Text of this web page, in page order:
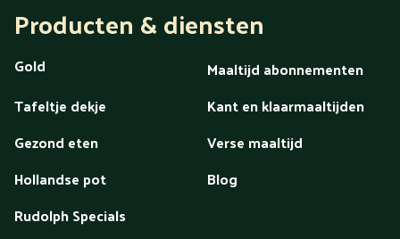
Producten & diensten
Gold
Maaltijd abonnementen
Tafeltje dekje
Kant en klaarmaaltijden
Gezond eten
Verse maaltijd
Hollandse pot
Blog
Rudolph Specials